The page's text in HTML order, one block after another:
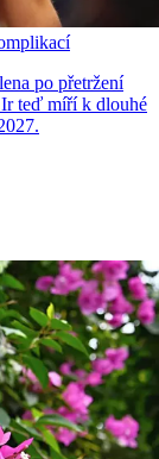
po přetržení
teď míří k dlouhé